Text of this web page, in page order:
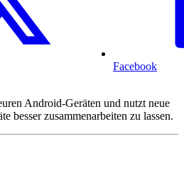
Facebook
Android-Geräten und nutzt neue
besser zusammenarbeiten zu lassen.